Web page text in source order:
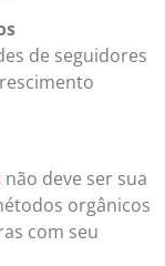
de seguidores
não deve ser sua
orgânicos
com seu